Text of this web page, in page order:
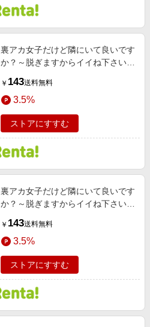
裏アカ女子だけど隣にいて良いです
か？～脱ぎますからイイね下さい～
さゆ編 第5・6話
￥ 143送料無料
3.5%
ストアにすすむ
裏アカ女子だけど隣にいて良いです
か？～脱ぎますからイイね下さい～
第4・5話
￥ 143送料無料
3.5%
ストアにすすむ